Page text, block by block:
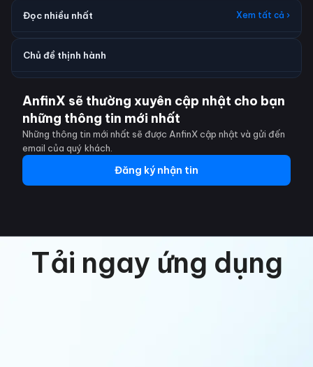
Đọc nhiều nhất Xem tất cả ›
Chủ đề thịnh hành
AnfinX sẽ thường xuyên cập nhật cho bạn
những thông tin mới nhất
Những thông tin mới nhất sẽ được AnfinX cập nhật và gửi đến
email của quý khách.
Đăng ký nhận tin
Tải ngay ứng dụng